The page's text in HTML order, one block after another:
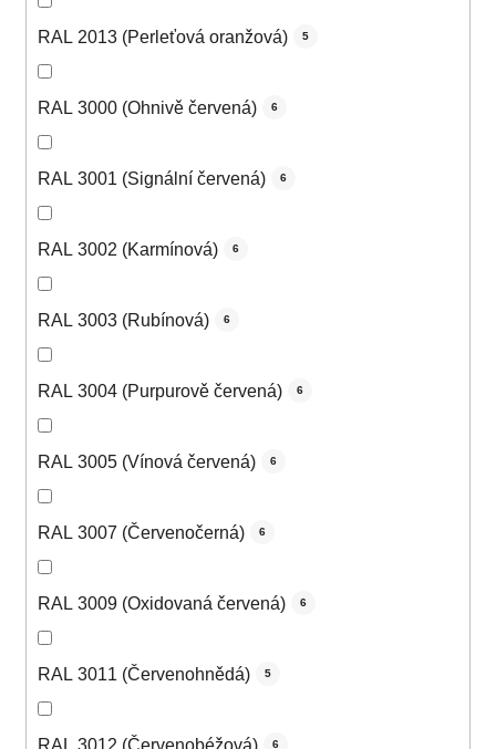
RAL 2013 (Perleťová oranžová) 5
RAL 3000 (Ohnivě červená) 6
RAL 3001 (Signální červená) 6
RAL 3002 (Karmínová) 6
RAL 3003 (Rubínová) 6
RAL 3004 (Purpurově červená) 6
RAL 3005 (Vínová červená) 6
RAL 3007 (Červenočerná) 6
RAL 3009 (Oxidovaná červená) 6
RAL 3011 (Červenohnědá) 5
RAL 3012 (Červenobéžová) 6